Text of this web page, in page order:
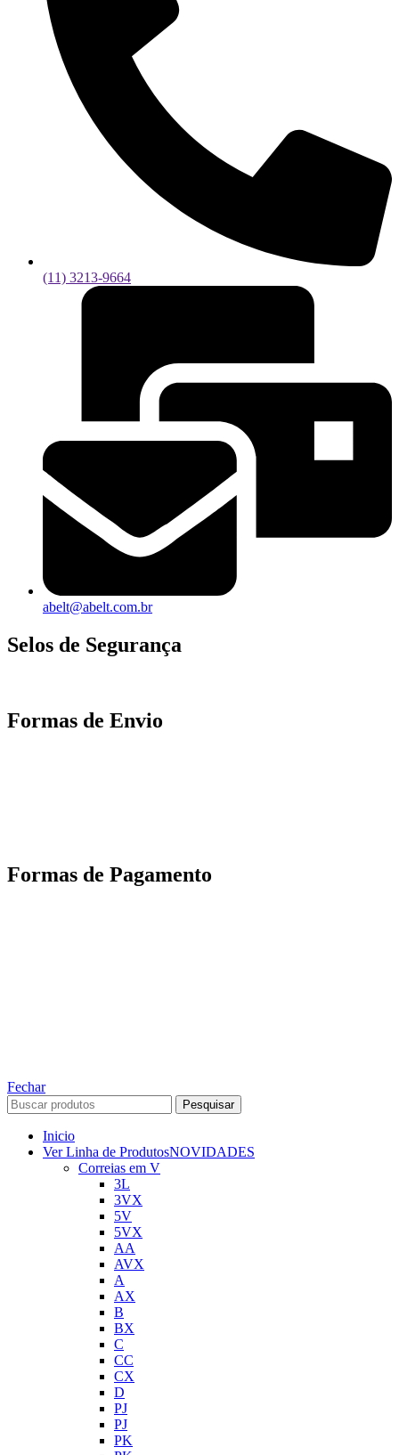
(11) 3213-9664
abelt@abelt.com.br
Selos de Segurança
Formas de Envio
Formas de Pagamento
Fechar
Pesquisar
Inicio
Ver Linha de ProdutosNOVIDADES
Correias em V
3L
3VX
5V
5VX
AA
AVX
A
AX
B
BX
C
CC
CX
D
PJ
PJ
PK